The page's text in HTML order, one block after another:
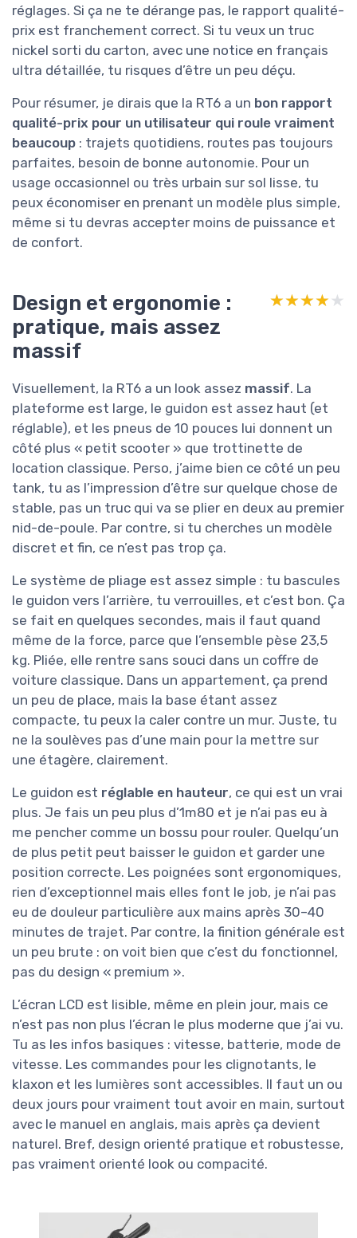
réglages. Si ça ne te dérange pas, le rapport qualité-
prix est franchement correct. Si tu veux un truc
nickel sorti du carton, avec une notice en français
ultra détaillée, tu risques d’être un peu déçu.
Pour résumer, je dirais que la RT6 a un bon rapport
qualité-prix pour un utilisateur qui roule vraiment
beaucoup : trajets quotidiens, routes pas toujours
parfaites, besoin de bonne autonomie. Pour un
usage occasionnel ou très urbain sur sol lisse, tu
peux économiser en prenant un modèle plus simple,
même si tu devras accepter moins de puissance et
de confort.
Design et ergonomie :
pratique, mais assez
massif
★★★★★
★★★★★
Visuellement, la RT6 a un look assez massif. La
plateforme est large, le guidon est assez haut (et
réglable), et les pneus de 10 pouces lui donnent un
côté plus « petit scooter » que trottinette de
location classique. Perso, j’aime bien ce côté un peu
tank, tu as l’impression d’être sur quelque chose de
stable, pas un truc qui va se plier en deux au premier
nid-de-poule. Par contre, si tu cherches un modèle
discret et fin, ce n’est pas trop ça.
Le système de pliage est assez simple : tu bascules
le guidon vers l’arrière, tu verrouilles, et c’est bon. Ça
se fait en quelques secondes, mais il faut quand
même de la force, parce que l’ensemble pèse 23,5
kg. Pliée, elle rentre sans souci dans un coffre de
voiture classique. Dans un appartement, ça prend
un peu de place, mais la base étant assez
compacte, tu peux la caler contre un mur. Juste, tu
ne la soulèves pas d’une main pour la mettre sur
une étagère, clairement.
Le guidon est réglable en hauteur, ce qui est un vrai
plus. Je fais un peu plus d’1m80 et je n’ai pas eu à
me pencher comme un bossu pour rouler. Quelqu’un
de plus petit peut baisser le guidon et garder une
position correcte. Les poignées sont ergonomiques,
rien d’exceptionnel mais elles font le job, je n’ai pas
eu de douleur particulière aux mains après 30–40
minutes de trajet. Par contre, la finition générale est
un peu brute : on voit bien que c’est du fonctionnel,
pas du design « premium ».
L’écran LCD est lisible, même en plein jour, mais ce
n’est pas non plus l’écran le plus moderne que j’ai vu.
Tu as les infos basiques : vitesse, batterie, mode de
vitesse. Les commandes pour les clignotants, le
klaxon et les lumières sont accessibles. Il faut un ou
deux jours pour vraiment tout avoir en main, surtout
avec le manuel en anglais, mais après ça devient
naturel. Bref, design orienté pratique et robustesse,
pas vraiment orienté look ou compacité.